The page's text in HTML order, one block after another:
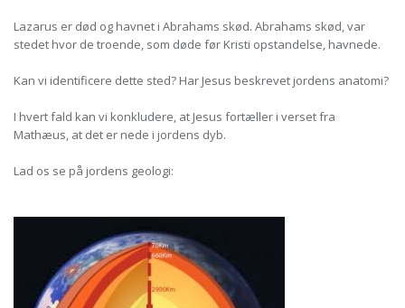
Lazarus er død og havnet i Abrahams skød. Abrahams skød, var
stedet hvor de troende, som døde før Kristi opstandelse, havnede.
Kan vi identificere dette sted? Har Jesus beskrevet jordens anatomi?
I hvert fald kan vi konkludere, at Jesus fortæller i verset fra
Mathæus, at det er nede i jordens dyb.
Lad os se på jordens geologi: